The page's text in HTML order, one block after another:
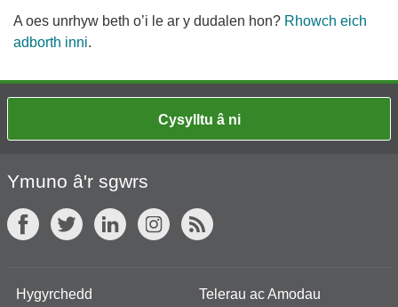
A oes unrhyw beth o’i le ar y dudalen hon? Rhowch eich
adborth inni.
Cysylltu â ni
Ymuno â'r sgwrs
Hygyrchedd Telerau ac Amodau